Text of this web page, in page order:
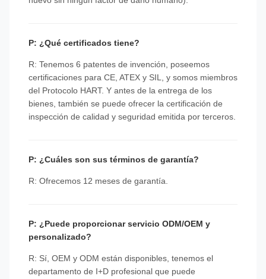
P: ¿Qué certificados tiene?
R: Tenemos 6 patentes de invención, poseemos
certificaciones para CE, ATEX y SIL, y somos miembros
del Protocolo HART. Y antes de la entrega de los
bienes, también se puede ofrecer la certificación de
inspección de calidad y seguridad emitida por terceros.
P: ¿Cuáles son sus términos de garantía?
R: Ofrecemos 12 meses de garantía.
P: ¿Puede proporcionar servicio ODM/OEM y
personalizado?
R: Sí, OEM y ODM están disponibles, tenemos el
departamento de I+D profesional que puede